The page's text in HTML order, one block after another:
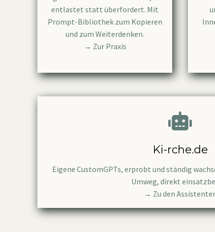
entlastet statt überfordert. Mit
Prompt-Bibliothek zum Kopieren
und zum Weiterdenken.
→ Zur Praxis
Ki-rche.de
Eigene CustomGPTs, erprobt und ständig
Umweg, direkt
→ Zu den